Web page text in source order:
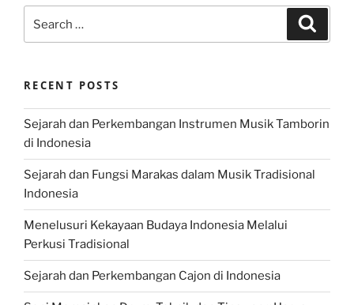
for:
RECENT POSTS
Sejarah dan Perkembangan Instrumen Musik Tamborin
di Indonesia
Sejarah dan Fungsi Marakas dalam Musik Tradisional
Indonesia
Menelusuri Kekayaan Budaya Indonesia Melalui
Perkusi Tradisional
Sejarah dan Perkembangan Cajon di Indonesia